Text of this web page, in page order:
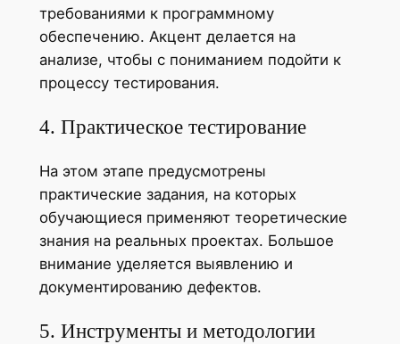
требованиями к программному
обеспечению. Акцент делается на
анализе, чтобы с пониманием подойти к
процессу тестирования.
4. Практическое тестирование
На этом этапе предусмотрены
практические задания, на которых
обучающиеся применяют теоретические
знания на реальных проектах. Большое
внимание уделяется выявлению и
документированию дефектов.
5. Инструменты и методологии